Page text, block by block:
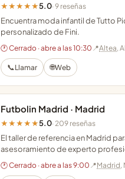
★★★★★5.0· 9 reseñas
Encuentra moda infantil de Tutto
personalizado de Fini.
🕐 Cerrado · abre a las 10:30 📍Altea,
📞Llamar 🌐Web
Futbolin Madrid · Madrid
★★★★★5.0· 209 reseñas
El taller de referencia en Madrid
asesoramiento de experto
🕐 Cerrado · abre a las 9:00 📍Madrid,